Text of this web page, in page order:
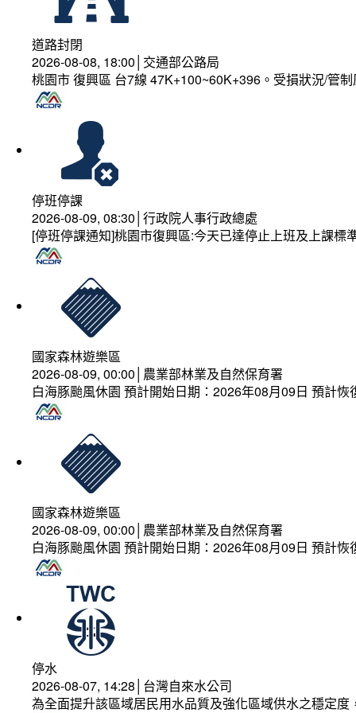
道路封閉
2026-08-08, 18:00│交通部公路局
桃園市 復興區 台7線 47K+100~60K+396。受損狀況/管
停班停課
2026-08-09, 08:30│行政院人事行政總處
[停班停課通知]桃園市復興區:今天已達停止上班及上課
國家森林遊樂區
2026-08-09, 00:00│農業部林業及自然保育署
白海豚颱風休園 預計開始日期：2026年08月09日 預計
國家森林遊樂區
2026-08-09, 00:00│農業部林業及自然保育署
白海豚颱風休園 預計開始日期：2026年08月09日 預計
停水
2026-08-07, 14:28│台灣自來水公司
為全面提升該區域居民用水品質及強化區域供水之穩定